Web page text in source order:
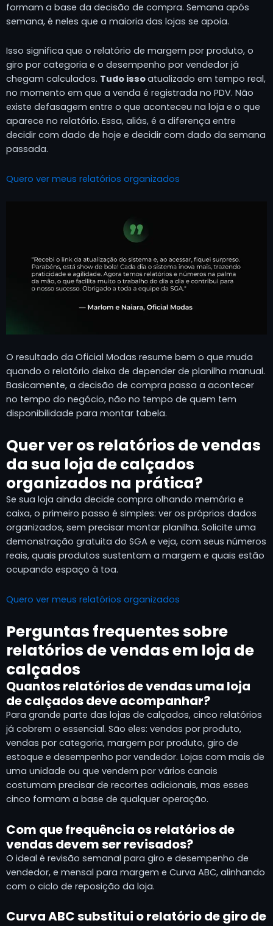
formam a base da decisão de compra. Semana após
semana, é neles que a maioria das lojas se apoia.
Isso significa que o relatório de margem por produto, o
giro por categoria e o desempenho por vendedor já
chegam calculados. Tudo issoatualizado em tempo real,
no momento em que a venda é registrada no PDV. Não
existe defasagem entre o que aconteceu na loja e o que
aparece no relatório. Essa, aliás, é a diferença entre
decidir com dado de hoje e decidir com dado da semana
passada.
Quero ver meus relatórios organizados
O resultado da Oficial Modas resume bem o que muda
quando o relatório deixa de depender de planilha manual.
Basicamente, a decisão de compra passa a acontecer
no tempo do negócio, não no tempo de quem tem
disponibilidade para montar tabela.
Quer ver os relatórios de vendas
da sua loja de calçados
organizados na prática?
Se sua loja ainda decide compra olhando memória e
caixa, o primeiro passo é simples: ver os próprios dados
organizados, sem precisar montar planilha. Solicite uma
demonstração gratuita do SGA e veja, com seus números
reais, quais produtos sustentam a margem e quais estão
ocupando espaço à toa.
Quero ver meus relatórios organizados
Perguntas frequentes sobre
relatórios de vendas em loja de
calçados
Quantos relatórios de vendas uma loja
de calçados deve acompanhar?
Para grande parte das lojas de calçados, cinco relatórios
já cobrem o essencial. São eles: vendas por produto,
vendas por categoria, margem por produto, giro de
estoque e desempenho por vendedor. Lojas com mais de
uma unidade ou que vendem por vários canais
costumam precisar de recortes adicionais, mas esses
cinco formam a base de qualquer operação.
Com que frequência os relatórios de
vendas devem ser revisados?
O ideal é revisão semanal para giro e desempenho de
vendedor, e mensal para margem e Curva ABC, alinhando
com o ciclo de reposição da loja.
Curva ABC substitui o relatório de giro de